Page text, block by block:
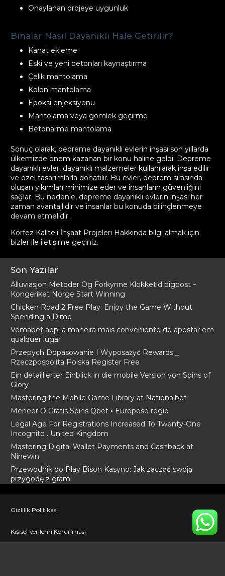
Onaylanan projeye uygunluk
Binalar Nasıl Dayanıklı Hale Getirilir?
Kanat ekleme
Eski ve yeni betonları kaynaştırma
Çelik mantolama
Kolon mantolama
Epoksi enjeksiyonu
Mantolama veya gömlek geçirme
Betonarme mantolama
Sonuç olarak, depreme dayanıklı evlerin inşası son yıllarda
ülkemizde önem kazanan bir konu haline geldi. Depreme
dayanıklı evler, dayanıklı malzemeler kullanılarak inşa edilir
ve özel tasarımlarla donatılır. Bu evler, deprem sırasında
oluşan yıkımları minimize eder ve insanların güvenliğini
sağlar. Bu nedenle, depreme dayanıklı evlerin inşası her
zaman avantajlıdır ve insanlar bu konuda bilinçlenmeye
devam etmelidir.
Körfez Kaliteli İnşaat Projeleri Hakkında bilgi almak için
bizler ile iletişime geçiniz.
Son Yazılar
Alluviasjon Metoder Og Forkynne Klokketid bigbost –
Kongeriket Norge Start Winning
Chicken Road 2 Free Play: Enjoy the Game Without
Spending a Dime
Vemabet app: a maneira mais conveniente de apostar em
qualquer lugar
Przepych Dopasowanie I Wyposażyć Rewards _
Rzeczpospolita Polska Register Free
Ein detaillierter Einblick in die mobile Version von Spins of
Glory
Mastering the Mobile Game Library at Nationalbet
Meneer O Gratis Spins Qbet ◦ Europese regio
Legal Age For Registrations Increased To Twenty-One
Incognito . United Kingdom
Mastering Digital Wallet Payments and Cashback at
Ninewin
Przewodnik po Play Bison Kasyno: Jak zacząć swoją
przygodę z grami
Gizlilik Politikası
Kişisel Verilerin Korunması